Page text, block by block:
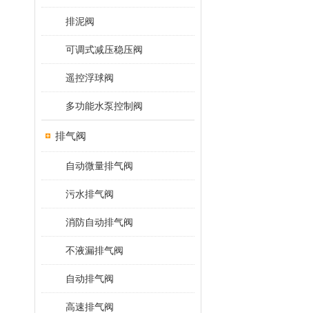
排泥阀
可调式减压稳压阀
遥控浮球阀
多功能水泵控制阀
排气阀
自动微量排气阀
污水排气阀
消防自动排气阀
不液漏排气阀
自动排气阀
高速排气阀